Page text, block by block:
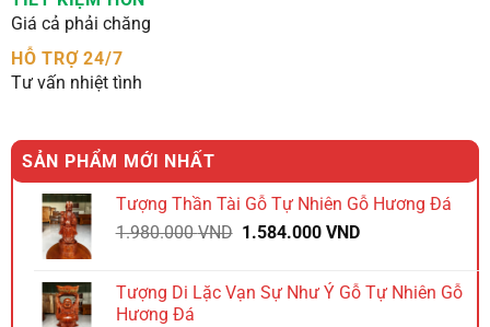
Giá cả phải chăng
HỖ TRỢ 24/7
Tư vấn nhiệt tình
SẢN PHẨM MỚI NHẤT
Tượng Thần Tài Gỗ Tự Nhiên Gỗ Hương Đá
1.980.000VND Giá
1.980.000 VND.
1.584.000VNDGiá
là:
Tượng Di Lặc Vạn Sự Như Ý Gỗ Tự Nhiên Gỗ
Hương Đá